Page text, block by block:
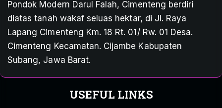
Pondok Modern Darul Falah, Cimenteng berdiri
diatas tanah wakaf seluas hektar, di Jl. Raya
Lapang Cimenteng Km. 18 Rt. 01/ Rw. 01 Desa.
Cimenteng Kecamatan. Cijambe Kabupaten
Subang, Jawa Barat.
USEFUL LINKS